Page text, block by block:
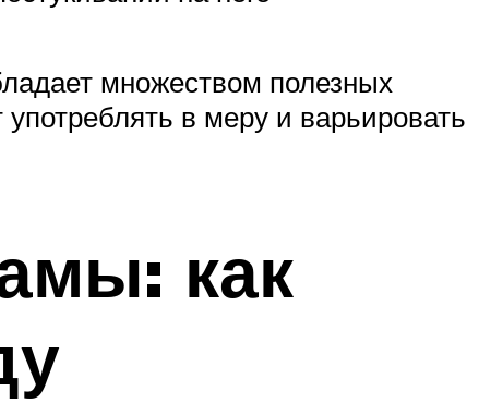
множеством полезных
в меру и варьировать
как